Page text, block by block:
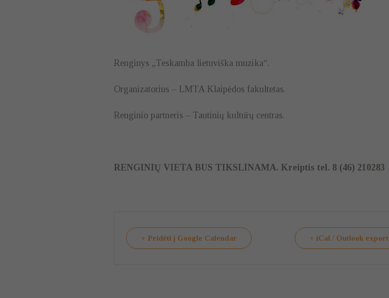
Renginys „Teskamba lietuviška muzika“.
Organizatorius – LMTA Klaipėdos fakultetas.
Renginio partneris – Tautinių kultūrų centras.
RENGINIŲ VIETA BUS TIKSLINAMA. Kreiptis tel. 8 (46) 210283
+ Pridėti į Google Calendar + iCal / Outlook export